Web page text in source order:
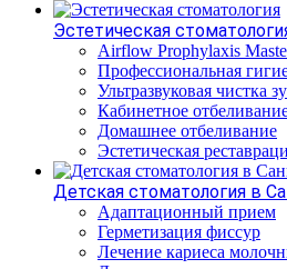
Эстетическая
Airflow Prophylaxis
Профессиональная
Ультразвуковая чистка
Кабинетное
Домашнее отбеливание
Эстетическая
Детская стоматология в
Адаптационный прием
Герметизация фиссур
Лечение кариеса